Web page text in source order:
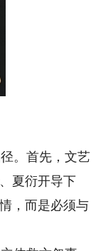
。首先，文艺
夏衍开导下
，而是必须与